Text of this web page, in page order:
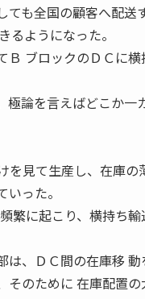
も全国の顧客へ配送
ようになった。
Ｂ ブロックのＤＣに
論を言えばどこか一
見て生産し、在庫の
った。
繁に起こり、横持ち
、ＤＣ間の在庫移 動
そのために 在庫配置